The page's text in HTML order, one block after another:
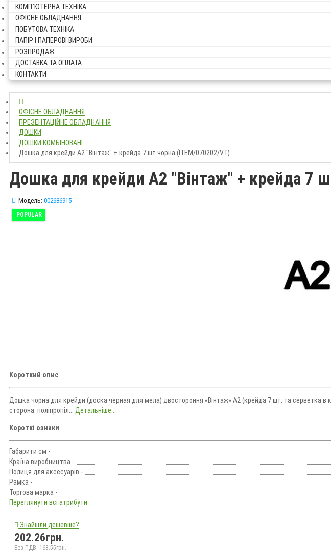
КОМП`ЮТЕРНА ТЕХНІКА
ОФІСНЕ ОБЛАДНАННЯ
ПОБУТОВА ТЕХНІКА
ПАПІР І ПАПЕРОВІ ВИРОБИ
РОЗПРОДАЖ
ДОСТАВКА ТА ОПЛАТА
КОНТАКТИ
ОФІСНЕ ОБЛАДНАННЯ
ПРЕЗЕНТАЦІЙНЕ ОБЛАДНАННЯ
ДОШКИ
ДОШКИ КОМБІНОВАНІ
Дошка для крейди А2 "Вінтаж" + крейда 7 шт чорна (ІТЕМ/070202/VT)
Дошка для крейди А2 "Вінтаж" + крейда 7
Модель: 002686915
POPULAR
Короткий опис
Дошка чорна для крейди (доска черная для мела) двостороння «Вінтаж» А2 (крейда 7 шт. та серветка
сторона: поліпропіл... Детальніше...
Короткі ознаки
Габарити см -
Країна виробництва -
Полиця для аксесуарів -
Рамка -
Торгова марка -
Переглянути всі атрибути
Знайшли дешевше?
202.26грн.
Без ПДВ: 168.55грн.